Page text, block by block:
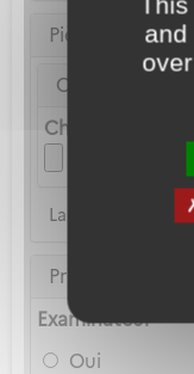
and
Pièce d'identité
Carte
Choix du fichier
La copie du
Privilèges
Examinateur *
Oui